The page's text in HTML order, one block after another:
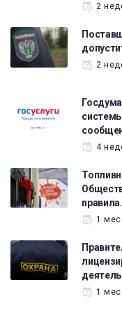
2
2
4
1
1